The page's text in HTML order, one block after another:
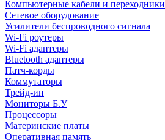
Компьютерные кабели и переходники
Сетевое оборудование
Усилители беспроводного сигнала
Wi-Fi роутеры
Wi-Fi адаптеры
Bluetooth адаптеры
Патч-корды
Коммутаторы
Трейд-ин
Мониторы Б.У
Процессоры
Материнские платы
Оперативная память